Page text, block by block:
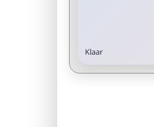
Klaar